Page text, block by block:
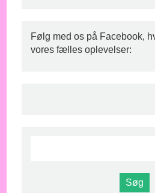
Følg med os på Facebook,
vores fælles oplevelser: